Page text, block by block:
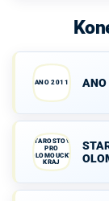
ANO 2011 ANO
STAROSTOVÉ
PRO
OLOMOUCKÝ
KRAJ